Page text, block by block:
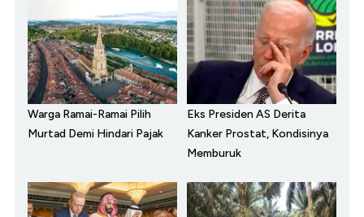
Warga Ramai-Ramai Pilih
Murtad Demi Hindari Pajak
Eks Presiden AS Derita
Kanker Prostat, Kondisinya
Memburuk